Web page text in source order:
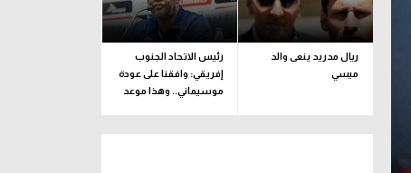
ريال مدريد ينعى والد
ميسي
رئيس الاتحاد الجنوب
إفريقي: وافقنا على عودة
موسيماني.. وهذا موعد